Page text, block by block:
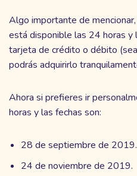
Algo importante de
está disponible las 24 horas y
tarjeta de crédito o débito
podrás adquirirlo
Ahora si prefieres ir
horas y las fechas son:
28 de septiembre de 2019.
24 de noviembre de 2019.